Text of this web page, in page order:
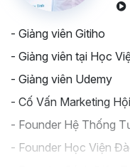
- Giảng viên Gitiho
- Giảng viên tại Học
- Giảng viên Udemy
- Cố Vấn Marketing
- Founder Hệ Thống
- Founder Học Viện